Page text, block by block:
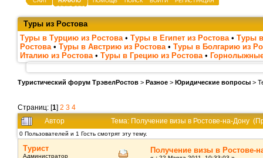
Туры из Ростова
Туры в Турцию из Ростова • Туры в Египет из Ростова • Туры
Ростова • Туры в Австрию из Ростова • Туры в Болгарию из
Италию из Ростова • Туры в Грецию из Ростова •
Туристический форум ТрэвелРостов > Разное > Юридические вопросы >
Страниц: [1] 2 3 4
Автор
Тема: Получение визы в Ростове-на-Дону
0 Пользователей и 1 Гость смотрят эту тему.
Турист
Администратор
Получение визы в Ростове-